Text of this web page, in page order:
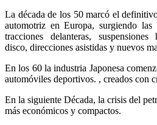
La década de los 50 marcó el
automotriz en Europa, surgiendo las
tracciones delanteras,
disco, direcciones asistidas y nuevos
En los 60 la industria Japonesa
automóviles deportivos. , creados con
En la siguiente Década, la crisis del
más económicos y compactos.